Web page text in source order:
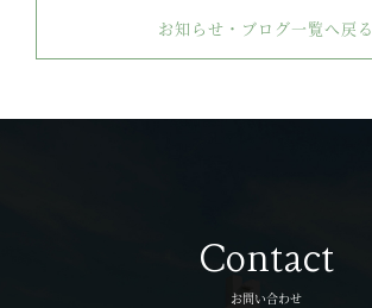
お知らせ・ブログ一覧へ戻る
Contact
お問い合わせ